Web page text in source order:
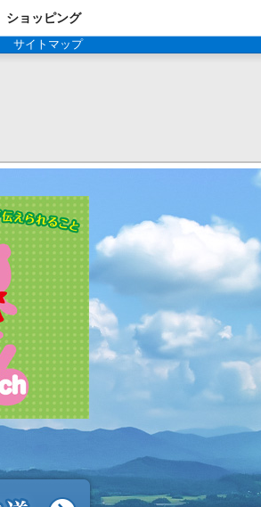
ショッピング
サイトマップ